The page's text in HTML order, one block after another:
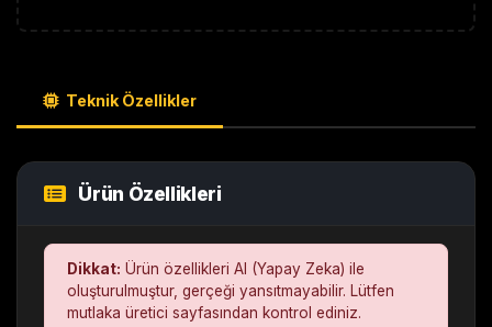
Teknik Özellikler
Ürün Özellikleri
Dikkat: Ürün özellikleri AI (Yapay Zeka) ile
oluşturulmuştur, gerçeği yansıtmayabilir. Lütfen
mutlaka üretici sayfasından kontrol ediniz.